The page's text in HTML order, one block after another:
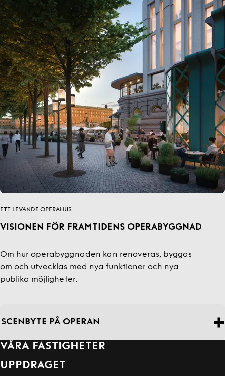
ETT LEVANDE OPERAHUS
VISIONEN FÖR FRAMTIDENS OPERABYGGNAD
Om hur operabyggnaden kan renoveras, byggas
om och utvecklas med nya funktioner och nya
publika möjligheter.
SCENBYTE PÅ OPERAN
VÅRA FASTIGHETER
UPPDRAGET